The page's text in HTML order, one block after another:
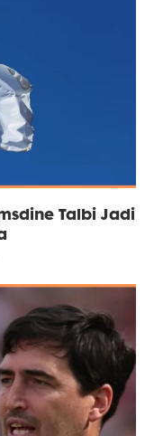
Talbi Jadi